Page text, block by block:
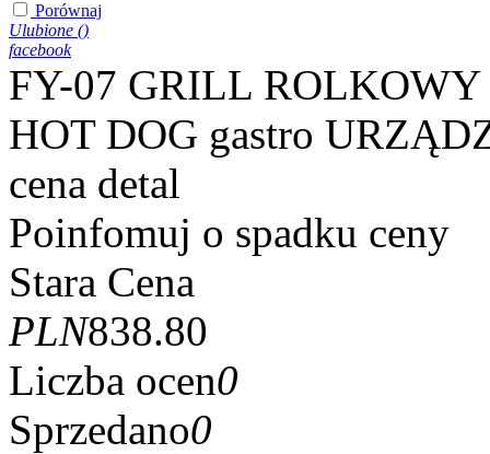
Porównaj
Ulubione ()
facebook
FY-07 GRILL
HOT DOG gastro
cena detal
Poinfomuj o spadku ceny
Stara Cena
PLN838.80
Liczba ocen0
Sprzedano0